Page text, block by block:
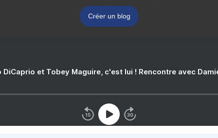
Créer un blog
DiCaprio et Tobey Maguire, c'est lui ! Rencontre avec